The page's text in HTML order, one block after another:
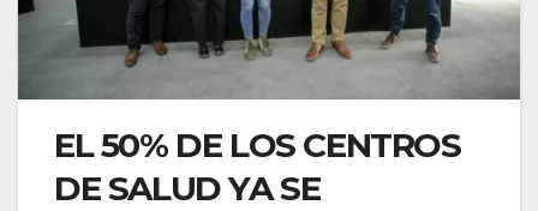
EL 50% DE LOS CENTROS
DE SALUD YA SE